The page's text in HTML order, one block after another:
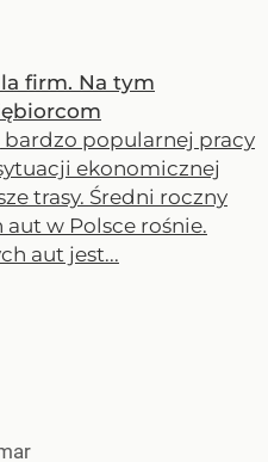
firm. Na tym
bardzo popularnej pracy
ekonomicznej
trasy. Średni roczny
w Polsce rośnie.
aut jest...